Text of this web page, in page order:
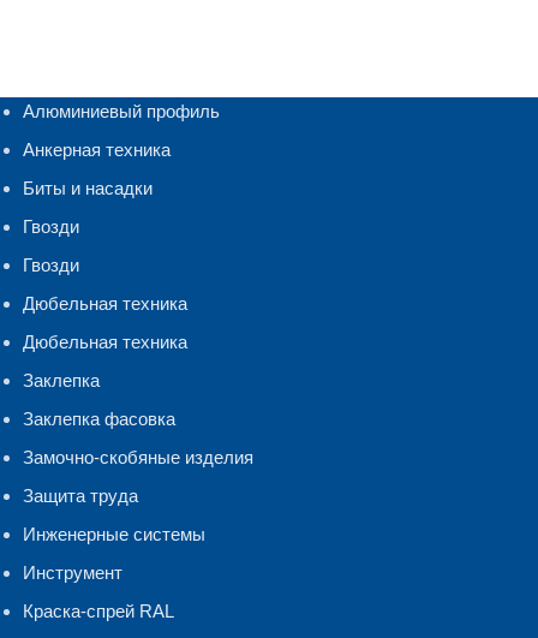
Алюминиевый профиль
Анкерная техника
Биты и насадки
Гвозди
Гвозди
Дюбельная техника
Дюбельная техника
Заклепка
Заклепка фасовка
Замочно-скобяные изделия
Защита труда
Инженерные системы
Инструмент
Краска-спрей RAL